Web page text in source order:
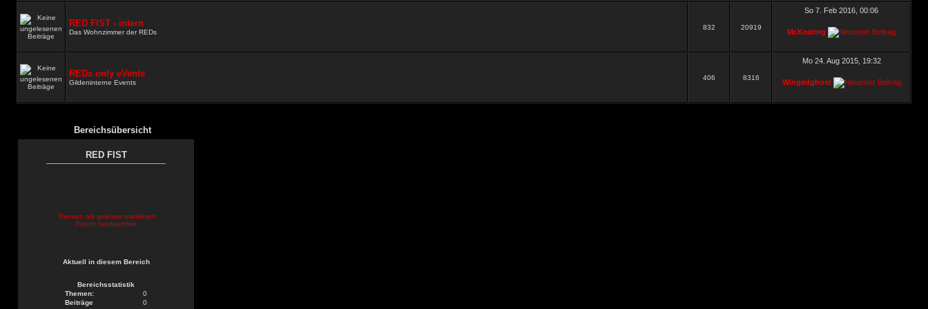
RED FIST - intern
Das Wohnzimmer der REDs
832 20919
So 7. Feb 2016, 00:06
Mr.Keating
REDs only eVents
Gildeninterne Events
406 8316
Mo 24. Aug 2015, 19:32
Wingedghost
Bereichsübersicht
RED FIST
Themen als gelesen markieren
Forum beobachten
Aktuell in diesem Bereich
Bereichsstatistik
Themen:
0
Beiträge
0